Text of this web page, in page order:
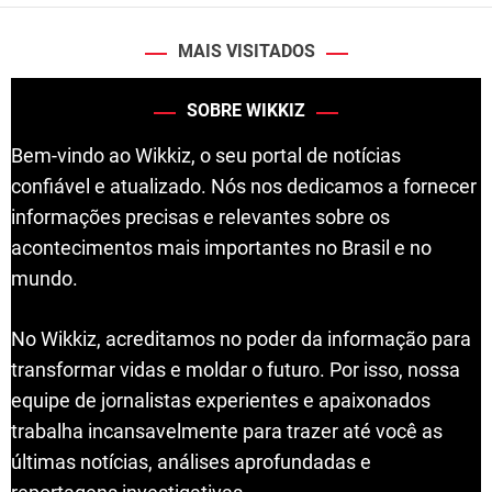
MAIS VISITADOS
SOBRE WIKKIZ
Bem-vindo ao Wikkiz, o seu portal de notícias
confiável e atualizado. Nós nos dedicamos a fornecer
informações precisas e relevantes sobre os
acontecimentos mais importantes no Brasil e no
mundo.
No Wikkiz, acreditamos no poder da informação para
transformar vidas e moldar o futuro. Por isso, nossa
equipe de jornalistas experientes e apaixonados
trabalha incansavelmente para trazer até você as
últimas notícias, análises aprofundadas e